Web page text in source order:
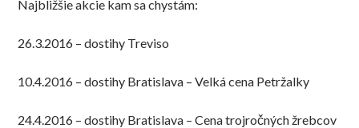
Najbližšie akcie kam sa chystám:
26.3.2016 – dostihy Treviso
10.4.2016 – dostihy Bratislava – Velká cena Petržalky
24.4.2016 – dostihy Bratislava – Cena trojročných žrebcov